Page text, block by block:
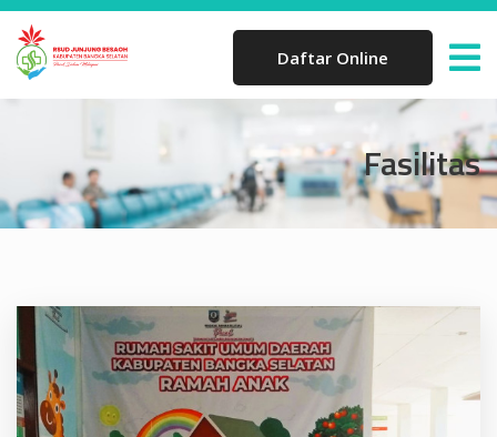
Daftar Online
Fasilitas